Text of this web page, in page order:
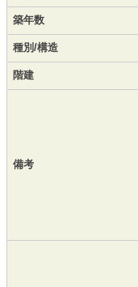
築年数
種別/構造
階建
備考